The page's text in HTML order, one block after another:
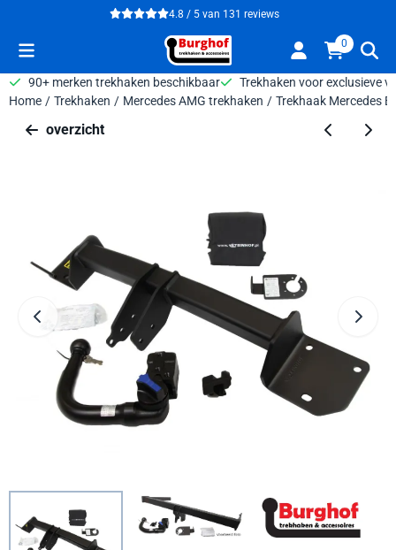
Cookievoorkeuren zijn beschikbaar. Kies instellingen of sta alle
4.8 / 5 van 131 reviews
0
90+ merken trekhaken beschikbaar
Trekhaken voor exclusieve
Home / Trekhaken / Mercedes AMG trekhaken / Trekhaak Mercedes
overzicht